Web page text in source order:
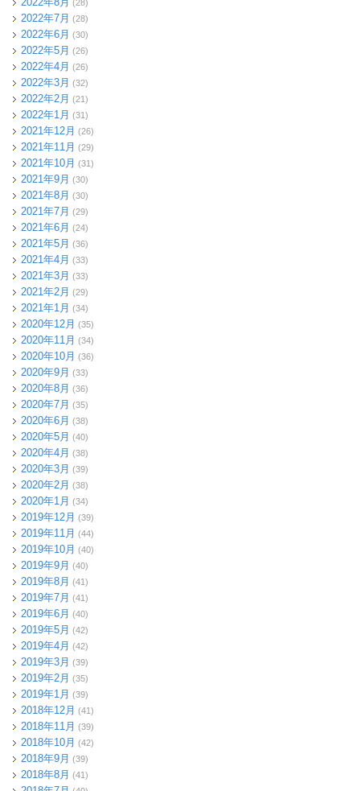
(28)
2022年7月 (28)
2022年6月 (30)
2022年5月 (26)
2022年4月 (26)
2022年3月 (32)
2022年2月 (21)
2022年1月 (31)
2021年12月 (26)
2021年11月 (29)
2021年10月 (31)
2021年9月 (30)
2021年8月 (30)
2021年7月 (29)
2021年6月 (24)
2021年5月 (36)
2021年4月 (33)
2021年3月 (33)
2021年2月 (29)
2021年1月 (34)
2020年12月 (35)
2020年11月 (34)
2020年10月 (36)
2020年9月 (33)
2020年8月 (36)
2020年7月 (35)
2020年6月 (38)
2020年5月 (40)
2020年4月 (38)
2020年3月 (39)
2020年2月 (38)
2020年1月 (34)
2019年12月 (39)
2019年11月 (44)
2019年10月 (40)
2019年9月 (40)
2019年8月 (41)
2019年7月 (41)
2019年6月 (40)
2019年5月 (42)
2019年4月 (42)
2019年3月 (39)
2019年2月 (35)
2019年1月 (39)
2018年12月 (41)
2018年11月 (39)
2018年10月 (42)
2018年9月 (39)
2018年8月 (41)